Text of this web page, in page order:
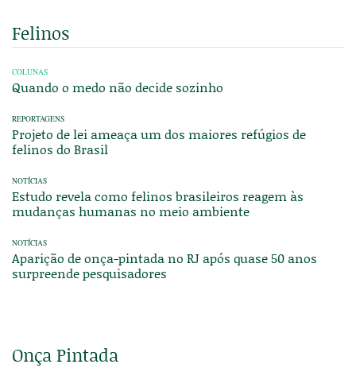
Felinos
COLUNAS
Quando o medo não decide sozinho
REPORTAGENS
Projeto de lei ameaça um dos maiores refúgios de
felinos do Brasil
NOTÍCIAS
Estudo revela como felinos brasileiros reagem às
mudanças humanas no meio ambiente
NOTÍCIAS
Aparição de onça-pintada no RJ após quase 50 anos
surpreende pesquisadores
Onça Pintada